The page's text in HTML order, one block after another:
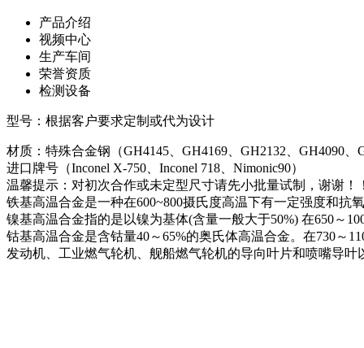
产品介绍
视频中心
生产车间
荣誉资质
检测设备
型号：根据客户要求定制或代为设计
材质：特殊合金钢（GH4145、GH4169、GH2132、GH4090、
进口牌号（Inconel X-750、Inconel 718、Nimonic90）
温馨提示：对初次合作或未定型尺寸请先小批量试制，谢谢！
铁基高温合金是一种在600~800摄氏度高温下有一定强度和
镍基高温合金指的是以镍为基体(含量一般大于50%) 在650～
钴基高温合金是含钴量40～65%的奥氏体高温合金。在730～
发动机、工业燃气轮机、舰船燃气轮机的导向叶片和喷嘴导叶